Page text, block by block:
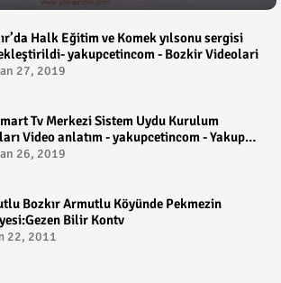
Halk Eğitim ve Komek yılsonu sergisi
yakupcetincom - Bozkir Videolari
27, 2019
Tv Merkezi Sistem Uydu Kurulum
Video anlatım - yakupcetincom - Yakup
26, 2019
Bozkır Armutlu Köyünde Pekmezin
Bilir Kontv
22, 2011